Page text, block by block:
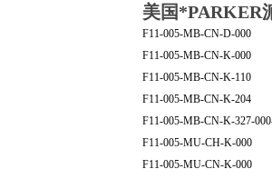
美国*PARKER
F11-005-MB-CN-D-000
F11-005-MB-CN-K-000
F11-005-MB-CN-K-110
F11-005-MB-CN-K-204
F11-005-MB-CN-K-327-
F11-005-MU-CH-K-000
F11-005-MU-CN-K-000